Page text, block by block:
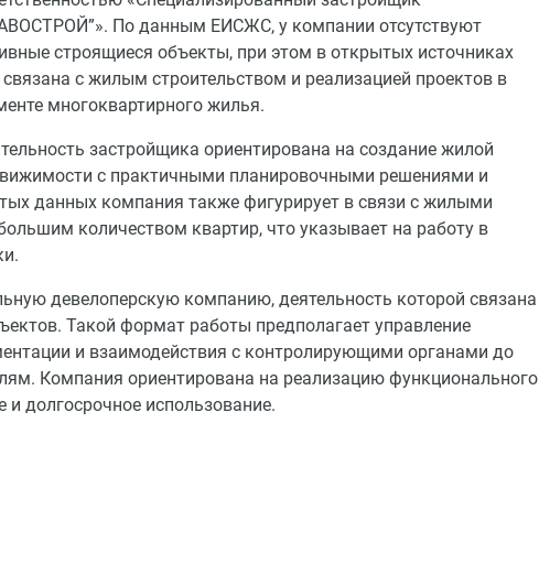
По данным ЕИСЖС, у компании отсутствуют
строящиеся объекты, при этом в открытых источниках
с жилым строительством и реализацией проектов в
многоквартирного жилья.
застройщика ориентирована на создание жилой
с практичными планировочными решениями и
данных компания также фигурирует в связи с жилыми
количеством квартир, что указывает на работу в
девелоперскую компанию, деятельность которой связана
Такой формат работы предполагает управление
и взаимодействия с контролирующими органами до
Компания ориентирована на реализацию функционального
долгосрочное использование.